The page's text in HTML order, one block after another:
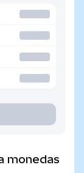
monedas